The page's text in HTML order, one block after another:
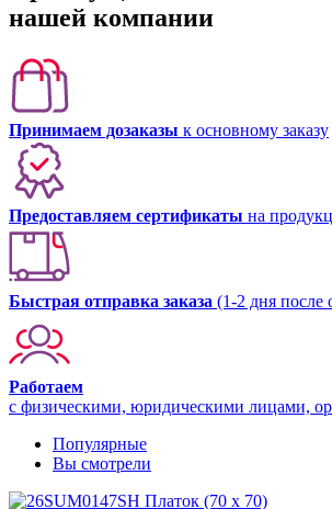
нашей компании
Принимаем дозаказы к основному заказу
Предоставляем сертификаты на
Быстрая отправка заказа (1-2 дня после
Работаем
с физическими, юридическими лицами,
Популярные
Вы смотрели